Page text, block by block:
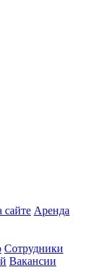
сайте Аренда
Сотрудники
Вакансии